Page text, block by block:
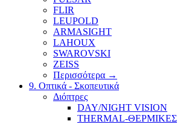
FLIR
LEUPOLD
ARMASIGHT
LAHOUX
SWAROVSKI
ZEISS
Περισσότερα →
9. Οπτικά - Σκοπευτικά
Διόπτρες
DAY/NIGHT VISION
THERMAL-ΘΕΡΜΙΚΕΣ